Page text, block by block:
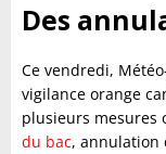
Des
Ce vendredi,
vigilance orange
plusieurs mesures
du bac, annulation